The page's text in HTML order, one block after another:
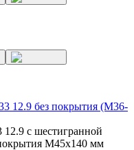
12.9 без покрытия (M36-
с шестигранной
M45x140 мм